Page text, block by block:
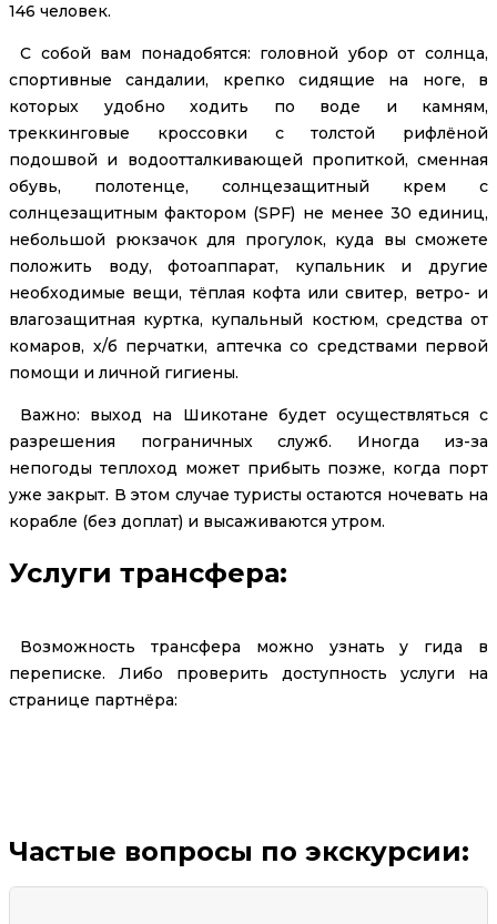
146 человек.
С собой вам понадобятся: головной убор от солнца,
спортивные сандалии, крепко сидящие на ноге, в
которых удобно ходить по воде и камням,
треккинговые кроссовки с толстой рифлёной
подошвой и водоотталкивающей пропиткой, сменная
обувь, полотенце, солнцезащитный крем с
солнцезащитным фактором (SPF) не менее 30 единиц,
небольшой рюкзачок для прогулок, куда вы сможете
положить воду, фотоаппарат, купальник и другие
необходимые вещи, тёплая кофта или свитер, ветро- и
влагозащитная куртка, купальный костюм, средства от
комаров, х/б перчатки, аптечка со средствами первой
помощи и личной гигиены.
Важно: выход на Шикотане будет осуществляться с
разрешения пограничных служб. Иногда из-за
непогоды теплоход может прибыть позже, когда порт
уже закрыт. В этом случае туристы остаются ночевать на
корабле (без доплат) и высаживаются утром.
Услуги трансфера:
Возможность трансфера можно узнать у гида в
переписке. Либо проверить доступность услуги на
странице партнёра:
Частые вопросы по экскурсии: